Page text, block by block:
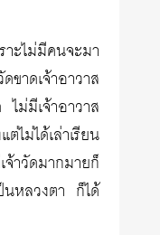
ะไม่มีคนจะมา
าดเจ้าอาวาส
มีเจ้าอาวาส
ม่ได้เล่าเรียน
าวัดมากมายก็
หลวงตา ก็ได้